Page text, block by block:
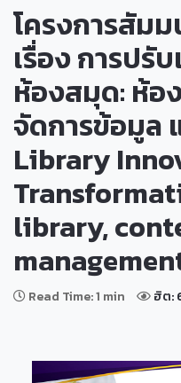
โครงการสัม
เรื่อง การปรั
ห้องสมุด: ห้อ
จัดการข้อมูล
Library
library,
Read Time: 1 min ฮิต: